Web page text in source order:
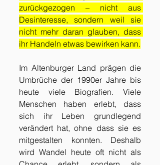
zurückgezogen – nicht aus
Desinteresse, sondern weil sie
nicht mehr daran glauben, dass
ihr Handeln etwas bewirken kann.
Im Altenburger Land prägen die
Umbrüche der 1990er Jahre bis
heute viele Biografien. Viele
Menschen haben erlebt, dass
sich ihr Leben grundlegend
verändert hat, ohne dass sie es
mitgestalten konnten. Deshalb
wird Wandel heute oft nicht als